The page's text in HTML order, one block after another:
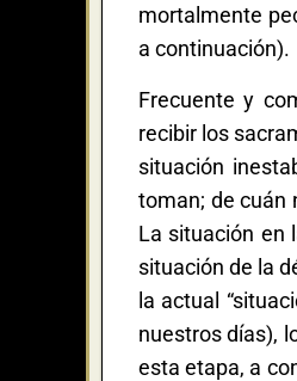
mortalmente
a continuación).
Frecuente y
recibir los
situación
toman; de cuán
La situación en
situación de la
la actual
nuestros días),
esta etapa, a